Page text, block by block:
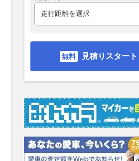
見積りスタート